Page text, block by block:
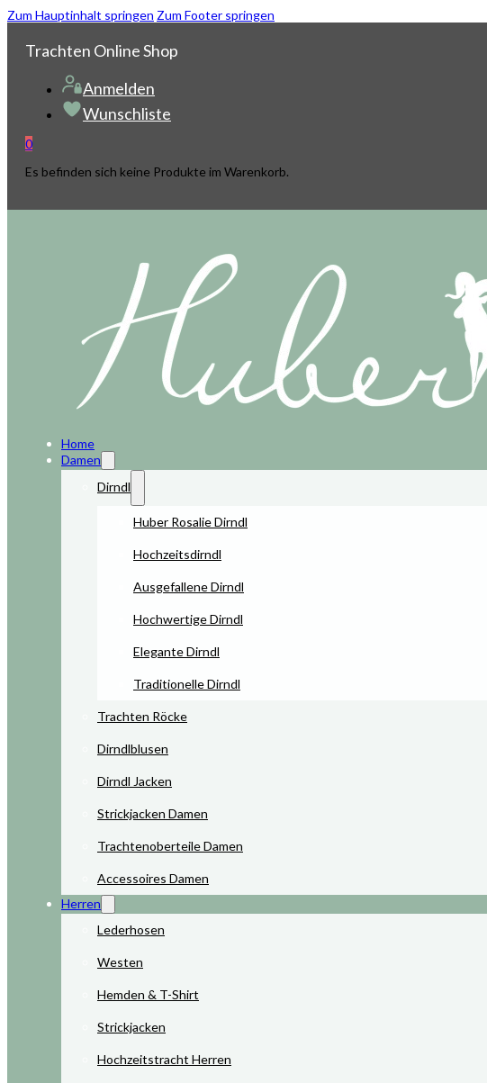
Zum Hauptinhalt springen Zum Footer springen
Trachten Online Shop
Anmelden
Wunschliste
0
Es befinden sich keine Produkte im Warenkorb.
Home
Damen
Dirndl
Huber Rosalie Dirndl
Hochzeitsdirndl
Ausgefallene Dirndl
Hochwertige Dirndl
Elegante Dirndl
Traditionelle Dirndl
Trachten Röcke
Dirndlblusen
Dirndl Jacken
Strickjacken Damen
Trachtenoberteile Damen
Accessoires Damen
Herren
Lederhosen
Westen
Hemden & T-Shirt
Strickjacken
Hochzeitstracht Herren